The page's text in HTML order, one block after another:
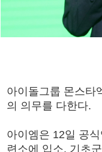
아이돌그룹 몬스타
의 의무를 다한다.
아이엠은 12일 공
련소에 입소, 기초